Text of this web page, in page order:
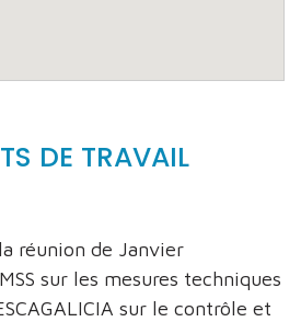
DE TRAVAIL
réunion de Janvier
sur les mesures techniques
sur le contrôle et